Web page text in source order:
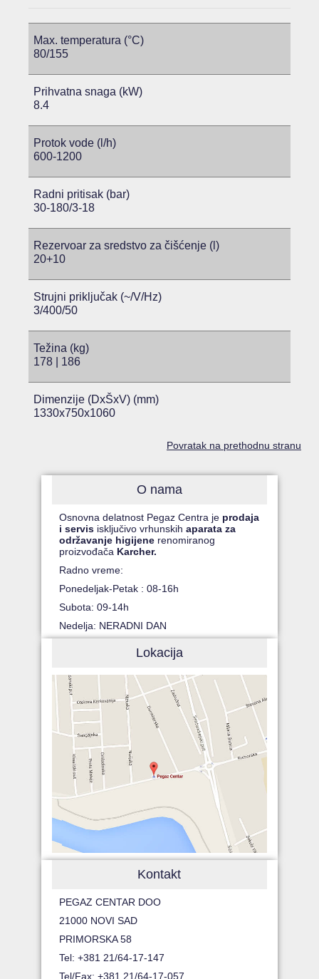
Max. temperatura (°C)
80/155
Prihvatna snaga (kW)
8.4
Protok vode (l/h)
600-1200
Radni pritisak (bar)
30-180/3-18
Rezervoar za sredstvo za čišćenje (l)
20+10
Strujni priključak (~/V/Hz)
3/400/50
Težina (kg)
178 | 186
Dimenzije (DxŠxV) (mm)
1330x750x1060
Povratak na prethodnu stranu
O nama
Osnovna delatnost Pegaz Centra je prodaja
i servis isključivo vrhunskihaparata za
održavanje higijene renomiranog
proizvođača Karcher.
Radno vreme:
Ponedeljak-Petak : 08-16h
Subota: 09-14h
Nedelja: NERADNI DAN
Lokacija
Kontakt
PEGAZ CENTAR DOO
21000 NOVI SAD
PRIMORSKA 58
Tel: +381 21/64-17-147
Tel/Fax: +381 21/64-17-057